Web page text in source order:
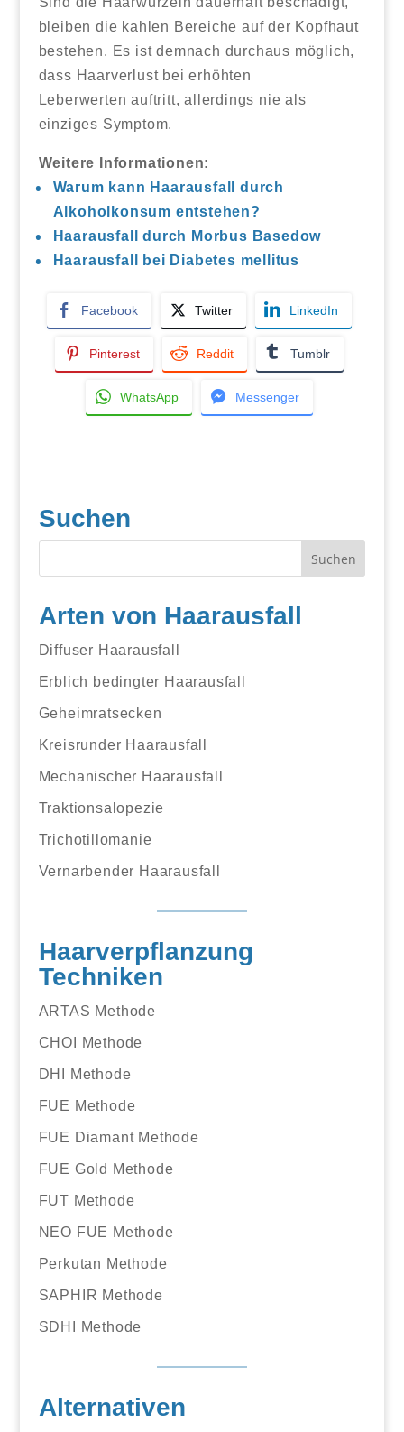
bleiben die kahlen Bereiche auf der Kopfhaut
bestehen. Es ist demnach durchaus möglich,
dass Haarverlust bei erhöhten
Leberwerten auftritt, allerdings nie als
einziges Symptom.
Weitere Informationen:
Warum kann Haarausfall durch
Alkoholkonsum entstehen?
Haarausfall durch Morbus Basedow
Haarausfall bei Diabetes mellitus
Facebook Twitter LinkedIn
Pinterest Reddit Tumblr
WhatsApp Messenger
Suchen
Arten von Haarausfall
Diffuser Haarausfall
Erblich bedingter Haarausfall
Geheimratsecken
Kreisrunder Haarausfall
Mechanischer Haarausfall
Traktionsalopezie
Trichotillomanie
Vernarbender Haarausfall
Haarverpflanzung
Techniken
ARTAS Methode
CHOI Methode
DHI Methode
FUE Methode
FUE Diamant Methode
FUE Gold Methode
FUT Methode
NEO FUE Methode
Perkutan Methode
SAPHIR Methode
SDHI Methode
Alternativen